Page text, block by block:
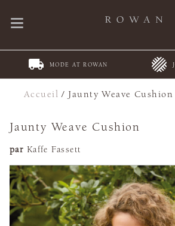
MODE AT ROWAN
Accueil / Jaunty Weave Cushion
Jaunty Weave Cushion
par Kaffe Fassett